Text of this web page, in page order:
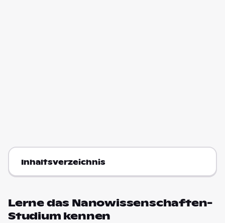
Inhaltsverzeichnis
Lerne das Nanowissenschaften-
Studium kennen